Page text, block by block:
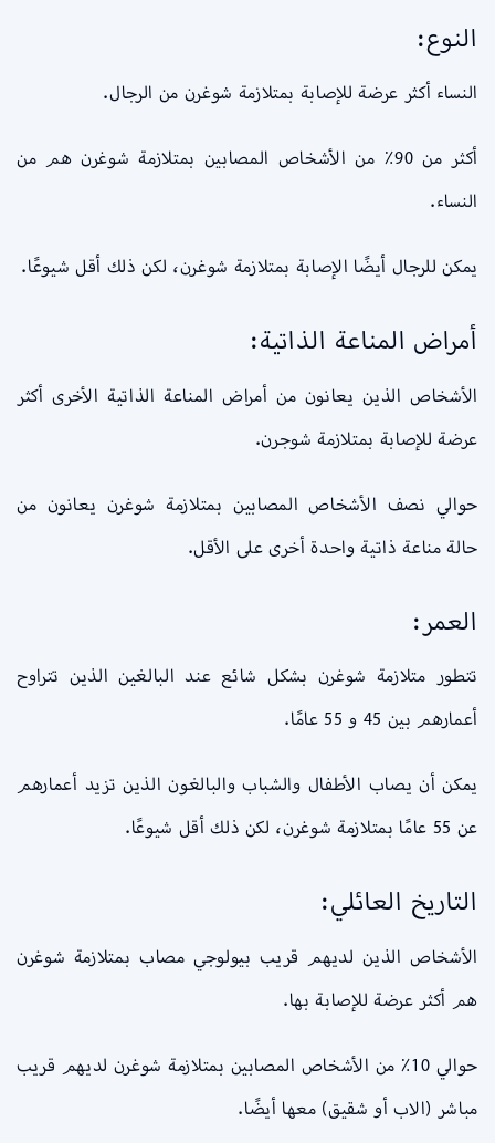
النوع:
النساء أكثر عرضة للإصابة بمتلازمة شوغرن من الرجال.
أكثر من 90٪ من الأشخاص المصابين بمتلازمة شوغرن هم من
النساء.
يمكن للرجال أيضًا الإصابة بمتلازمة شوغرن، لكن ذلك أقل شيوعًا.
أمراض المناعة الذاتية:
الأشخاص الذين يعانون من أمراض المناعة الذاتية الأخرى أكثر
عرضة للإصابة بمتلازمة شوجرن.
حوالي نصف الأشخاص المصابين بمتلازمة شوغرن يعانون من
حالة مناعة ذاتية واحدة أخرى على الأقل.
العمر:
تتطور متلازمة شوغرن بشكل شائع عند البالغين الذين تتراوح
أعمارهم بين 45 و 55 عامًا.
يمكن أن يصاب الأطفال والشباب والبالغون الذين تزيد أعمارهم
عن 55 عامًا بمتلازمة شوغرن، لكن ذلك أقل شيوعًا.
التاريخ العائلي:
الأشخاص الذين لديهم قريب بيولوجي مصاب بمتلازمة شوغرن
هم أكثر عرضة للإصابة بها.
حوالي 10٪ من الأشخاص المصابين بمتلازمة شوغرن لديهم قريب
مباشر (الاب أو شقيق) معها أيضًا.